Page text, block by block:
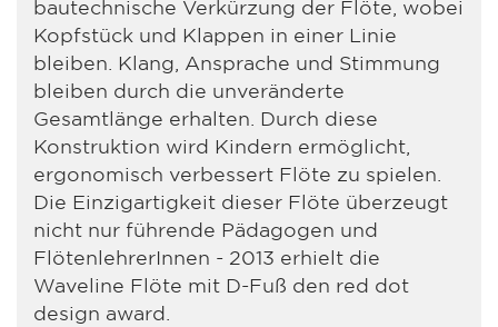
bautechnische Verkürzung der Flöte, wobei
Kopfstück und Klappen in einer Linie
bleiben. Klang, Ansprache und Stimmung
bleiben durch die unveränderte
Gesamtlänge erhalten. Durch diese
Konstruktion wird Kindern ermöglicht,
ergonomisch verbessert Flöte zu spielen.
Die Einzigartigkeit dieser Flöte überzeugt
nicht nur führende Pädagogen und
FlötenlehrerInnen - 2013 erhielt die
Waveline Flöte mit D-Fuß den red dot
design award.